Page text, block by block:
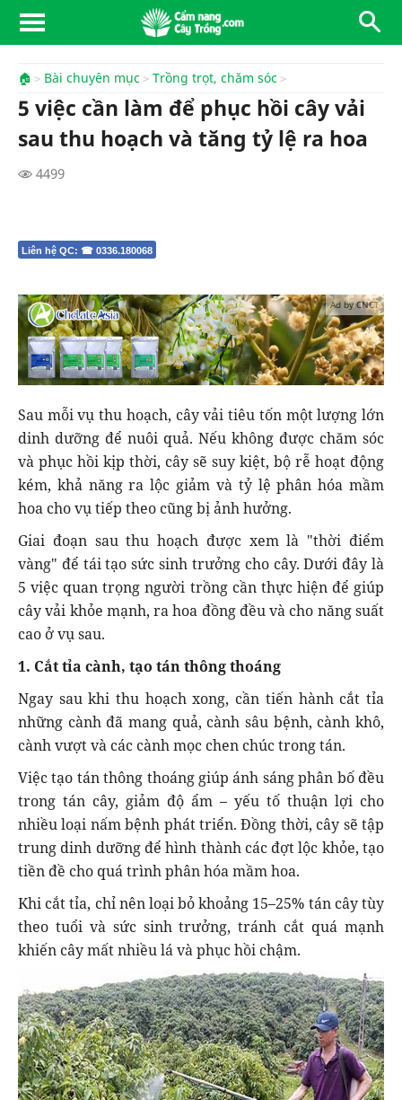
🏠 Bài chuyên mục Trồng trọt, chăm sóc
5 việc cần làm để phục hồi cây vải
sau thu hoạch và tăng tỷ lệ ra hoa
4499
Liên hệ QC: ☎ 0336.180068
Ad by CNCT
Sau mỗi vụ thu hoạch, cây vải tiêu tốn một lượng lớn
dinh dưỡng để nuôi quả. Nếu không được chăm sóc
và phục hồi kịp thời, cây sẽ suy kiệt, bộ rễ hoạt động
kém, khả năng ra lộc giảm và tỷ lệ phân hóa mầm
hoa cho vụ tiếp theo cũng bị ảnh hưởng.
Giai đoạn sau thu hoạch được xem là "thời điểm
vàng" để tái tạo sức sinh trưởng cho cây. Dưới đây là
5 việc quan trọng người trồng cần thực hiện để giúp
cây vải khỏe mạnh, ra hoa đồng đều và cho năng suất
cao ở vụ sau.
1. Cắt tỉa cành, tạo tán thông thoáng
Ngay sau khi thu hoạch xong, cần tiến hành cắt tỉa
những cành đã mang quả, cành sâu bệnh, cành khô,
cành vượt và các cành mọc chen chúc trong tán.
Việc tạo tán thông thoáng giúp ánh sáng phân bố đều
trong tán cây, giảm độ ẩm – yếu tố thuận lợi cho
nhiều loại nấm bệnh phát triển. Đồng thời, cây sẽ tập
trung dinh dưỡng để hình thành các đợt lộc khỏe, tạo
tiền đề cho quá trình phân hóa mầm hoa.
Khi cắt tỉa, chỉ nên loại bỏ khoảng 15–25% tán cây tùy
theo tuổi và sức sinh trưởng, tránh cắt quá mạnh
khiến cây mất nhiều lá và phục hồi chậm.